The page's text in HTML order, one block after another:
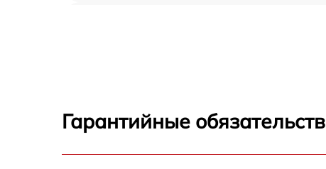
Гарантийные